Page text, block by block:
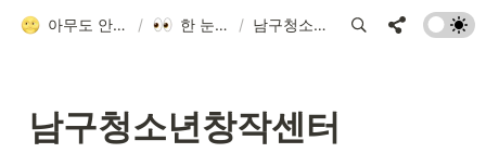
아무도 안 알려줘서 만든 청소년 네트워크 가이드 / 한 눈에 모아보기 / 남구청소년창작센터
남구청소년창작센터